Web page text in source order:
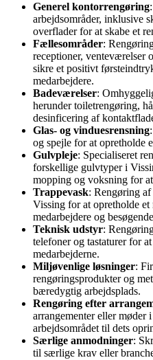
Generel kontorrengøring
arbejdsområder, inklusive
overflader for at skabe et
Fællesområder:
receptioner, venteværelser
sikre et positivt
medarbejdere.
Badeværelser:
herunder toiletrengøring,
desinficering af
Glas- og vinduesrensning
og spejle for at opretholde
Gulvpleje: Specialiseret
forskellige gulvtyper i
mopping og voksning for
Trappevask: Rengøring
Vissing for at opretholde
medarbejdere og
Teknisk udstyr:
telefoner og tastaturer for
medarbejderne.
Miljøvenlige løsninger:
rengøringsprodukter og
bæredygtig arbejdsplads.
Rengøring efter
arrangementer eller møder
arbejdsområdet til dets
Særlige anmodninger:
til særlige krav eller